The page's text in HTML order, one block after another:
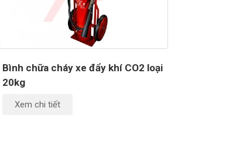
Bình chữa cháy xe đẩy khí CO2 loại
20kg
Xem chi tiết